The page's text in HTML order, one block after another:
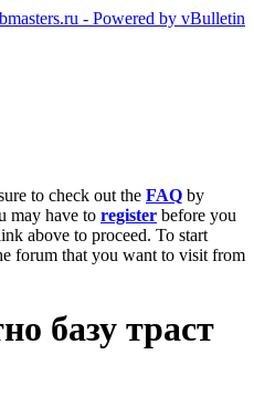
to check out the FAQ by
may have to register before you
above to proceed. To start
forum that you want to visit from
базу траст